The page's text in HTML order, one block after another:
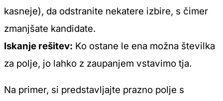
kasneje), da odstranite nekatere izbire, s čimer
zmanjšate kandidate.
Iskanje rešitev: Ko ostane le ena možna številka
za polje, jo lahko z zaupanjem vstavimo tja.
Na primer, si predstavljajte prazno polje s